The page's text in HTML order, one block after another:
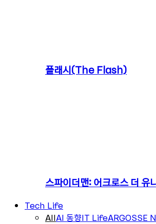
플래시(The Flash)
스파이더맨: 어크로스 더 유
Tech Life
AllAI 동향IT LifeARGOSSE